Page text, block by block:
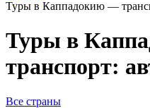
Туры в Каппадокию —
Туры в
транспорт:
Все страны